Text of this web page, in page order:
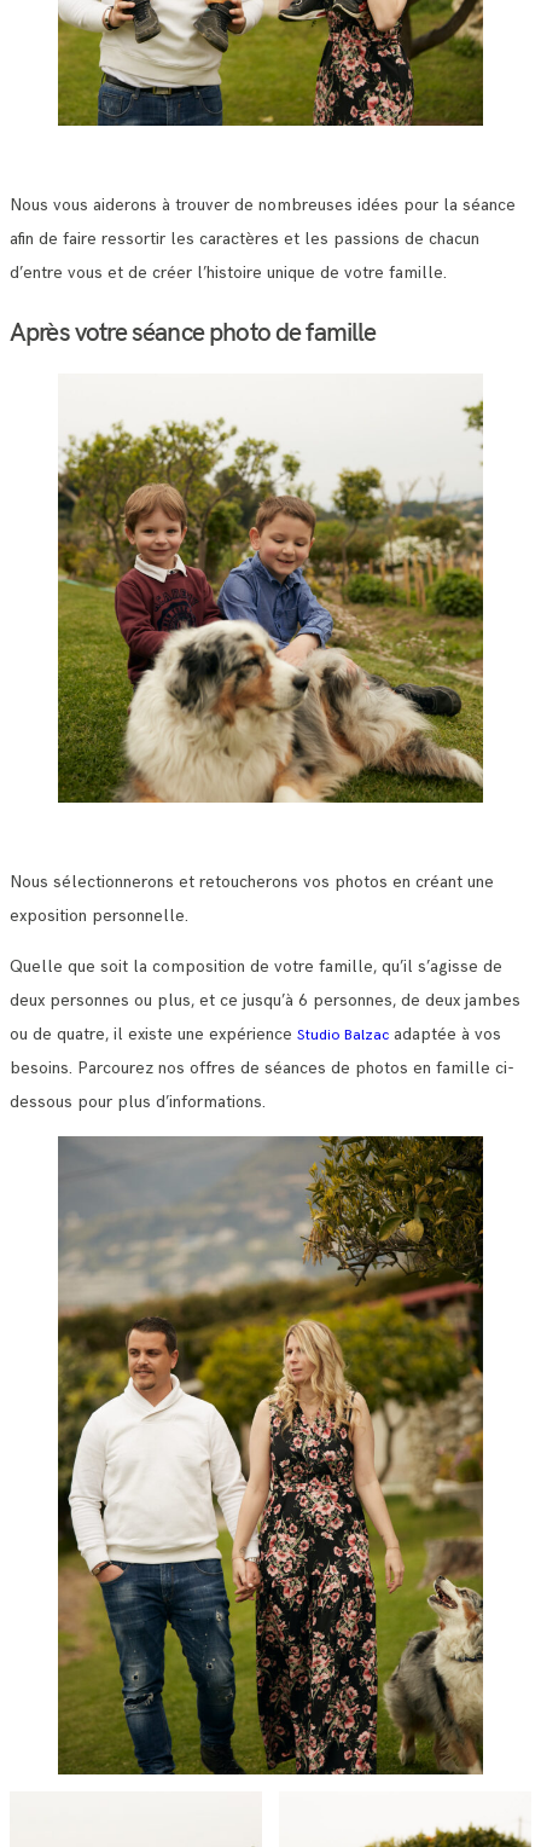
Nous vous aiderons à trouver de nombreuses idées pour la séance
afin de faire ressortir les caractères et les passions de chacun
d’entre vous et de créer l’histoire unique de votre famille.
Après votre séance photo de famille
Nous sélectionnerons et retoucherons vos photos en créant une
exposition personnelle.
Quelle que soit la composition de votre famille, qu’il s’agisse de
deux personnes ou plus, et ce jusqu’à 6 personnes, de deux jambes
ou de quatre, il existe une expérience Studio Balzac adaptée à vos
besoins. Parcourez nos offres de séances de photos en famille ci-
dessous pour plus d’informations.